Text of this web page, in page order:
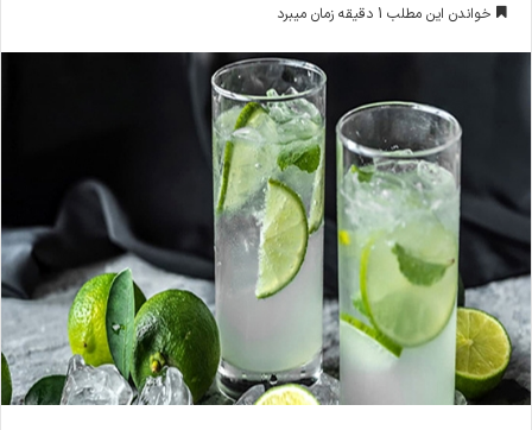
ا
ل
ی
م
ی
ل
خواندن این مطلب 1 دقیقه زمان میبرد